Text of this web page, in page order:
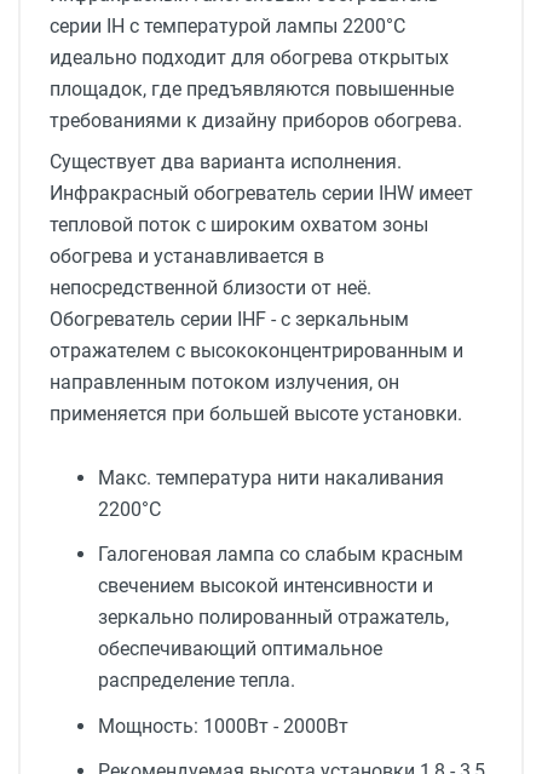
серии IH с температурой лампы 2200°C
идеально подходит для обогрева открытых
площадок, где предъявляются повышенные
требованиями к дизайну приборов обогрева.
Существует два варианта исполнения.
Инфракрасный обогреватель серии IHW имеет
тепловой поток с широким охватом зоны
обогрева и устанавливается в
непосредственной близости от неё.
Обогреватель серии IHF - с зеркальным
отражателем с высококонцентрированным и
направленным потоком излучения, он
применяется при большей высоте установки.
Maкс. температура нити накаливания
2200°C
Галогеновая лампа со слабым красным
свечением высокой интенсивности и
зеркально полированный отражатель,
обеспечивающий оптимальное
распределение тепла.
Мощность: 1000Вт - 2000Вт